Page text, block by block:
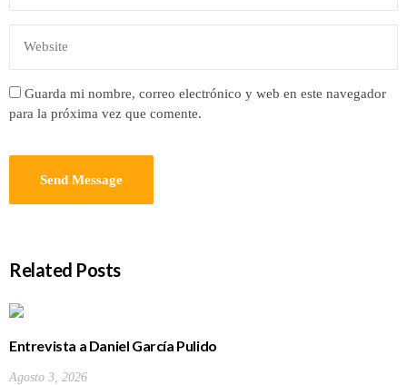
Guarda mi nombre, correo electrónico y web en este navegador
para la próxima vez que comente.
Related Posts
Entrevista a Daniel García Pulido
Agosto 3, 2026